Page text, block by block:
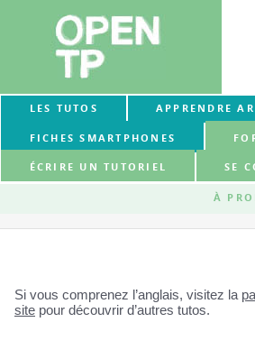
LES TUTOS APPRENDRE
FICHES SMARTPHONES
ÉCRIRE UN TUTORIEL SE
À
Si vous comprenez l’anglais, visitez la
site pour découvrir d’autres tutos.